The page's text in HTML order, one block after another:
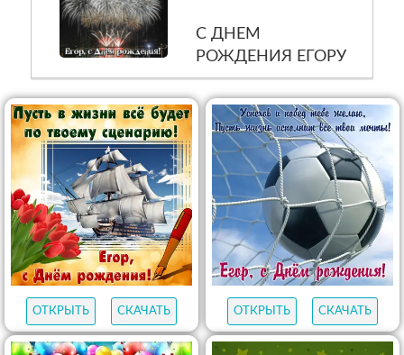
С ДНЕМ
РОЖДЕНИЯ ЕГОРУ
ОТКРЫТЬ СКАЧАТЬ ОТКРЫТЬ СКАЧАТЬ